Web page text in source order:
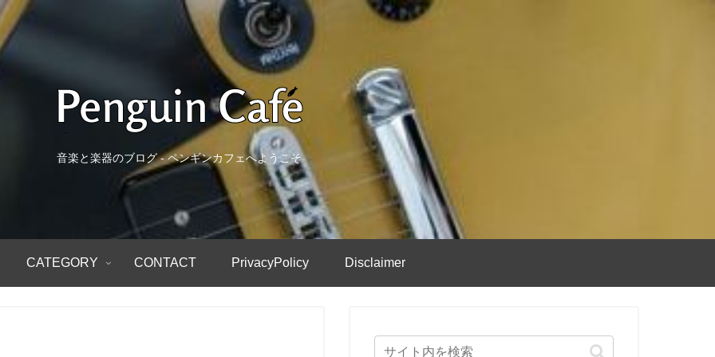
音楽と楽器のブログ - ペンギンカフェへようこそ
CATEGORY CONTACT PrivacyPolicy Disclaimer